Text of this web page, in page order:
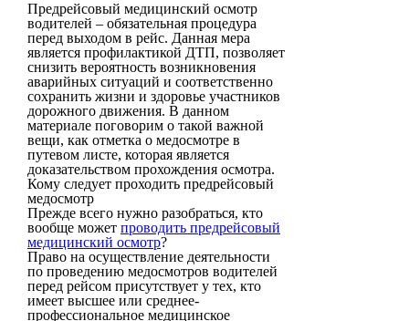
Предрейсовый медицинский осмотр
водителей – обязательная процедура
перед выходом в рейс. Данная мера
является профилактикой ДТП, позволяет
снизить вероятность возникновения
аварийных ситуаций и соответственно
сохранить жизни и здоровье участников
дорожного движения. В данном
материале поговорим о такой важной
вещи, как отметка о медосмотре в
путевом листе, которая является
доказательством прохождения осмотра.
Кому следует проходить предрейсовый
медосмотр
Прежде всего нужно разобраться, кто
вообще может проводить предрейсовый
медицинский осмотр?
Право на осуществление деятельности
по проведению медосмотров водителей
перед рейсом присутствует у тех, кто
имеет высшее или среднее-
профессиональное медицинское